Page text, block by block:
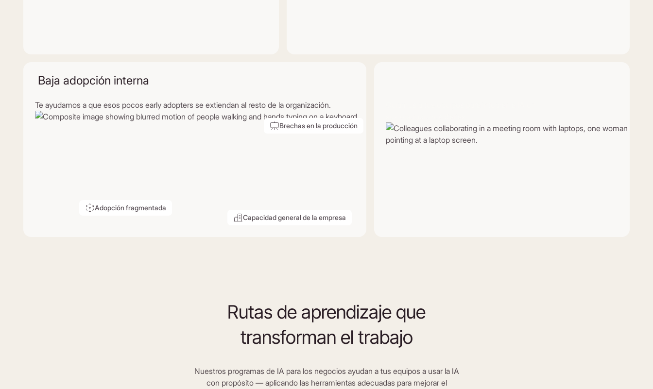
Baja adopción interna
Te ayudamos a que esos pocos early adopters se extiendan al resto de la organización.
Adopción fragmentada
Brechas en la producción
Capacidad general de la empresa
Rutas de aprendizaje que
transforman el trabajo
Nuestros programas de IA para los negocios ayudan a tus equipos a usar la IA
con propósito — aplicando las herramientas adecuadas para mejorar el